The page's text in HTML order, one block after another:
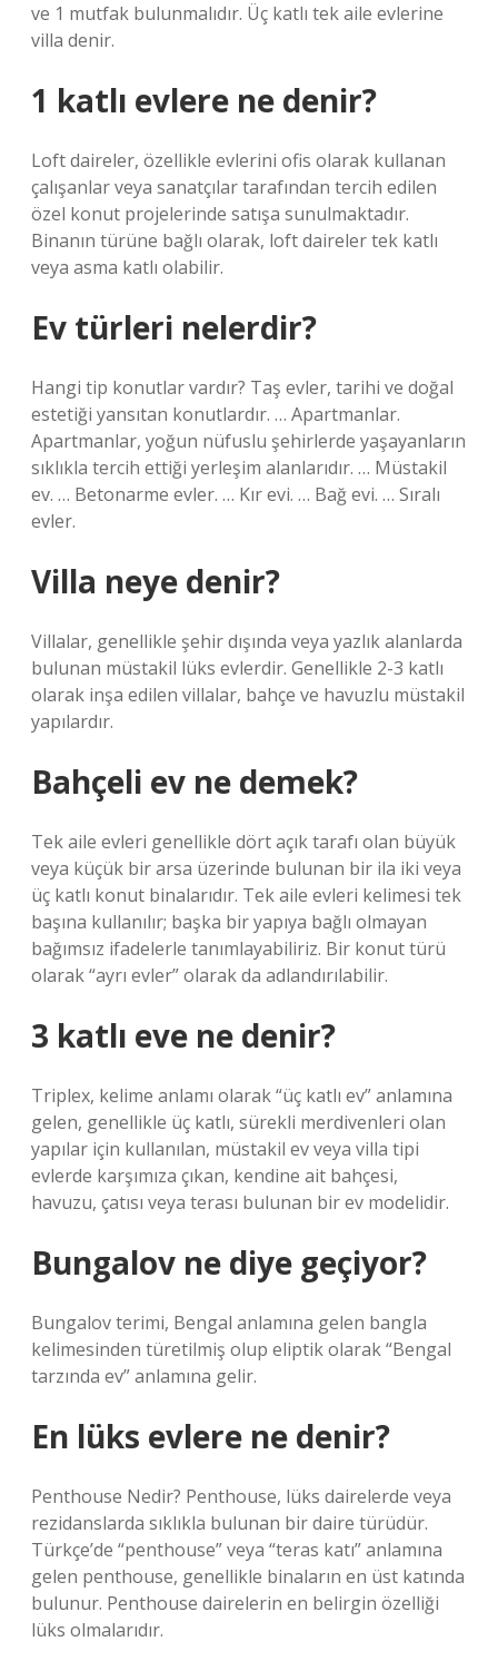
ve 1 mutfak bulunmalıdır. Üç katlı tek aile evlerine
villa denir.
1 katlı evlere ne denir?
Loft daireler, özellikle evlerini ofis olarak kullanan
çalışanlar veya sanatçılar tarafından tercih edilen
özel konut projelerinde satışa sunulmaktadır.
Binanın türüne bağlı olarak, loft daireler tek katlı
veya asma katlı olabilir.
Ev türleri nelerdir?
Hangi tip konutlar vardır? Taş evler, tarihi ve doğal
estetiği yansıtan konutlardır. … Apartmanlar.
Apartmanlar, yoğun nüfuslu şehirlerde yaşayanların
sıklıkla tercih ettiği yerleşim alanlarıdır. … Müstakil
ev. … Betonarme evler. … Kır evi. … Bağ evi. … Sıralı
evler.
Villa neye denir?
Villalar, genellikle şehir dışında veya yazlık alanlarda
bulunan müstakil lüks evlerdir. Genellikle 2-3 katlı
olarak inşa edilen villalar, bahçe ve havuzlu müstakil
yapılardır.
Bahçeli ev ne demek?
Tek aile evleri genellikle dört açık tarafı olan büyük
veya küçük bir arsa üzerinde bulunan bir ila iki veya
üç katlı konut binalarıdır. Tek aile evleri kelimesi tek
başına kullanılır; başka bir yapıya bağlı olmayan
bağımsız ifadelerle tanımlayabiliriz. Bir konut türü
olarak “ayrı evler” olarak da adlandırılabilir.
3 katlı eve ne denir?
Triplex, kelime anlamı olarak “üç katlı ev” anlamına
gelen, genellikle üç katlı, sürekli merdivenleri olan
yapılar için kullanılan, müstakil ev veya villa tipi
evlerde karşımıza çıkan, kendine ait bahçesi,
havuzu, çatısı veya terası bulunan bir ev modelidir.
Bungalov ne diye geçiyor?
Bungalov terimi, Bengal anlamına gelen bangla
kelimesinden türetilmiş olup eliptik olarak “Bengal
tarzında ev” anlamına gelir.
En lüks evlere ne denir?
Penthouse Nedir? Penthouse, lüks dairelerde veya
rezidanslarda sıklıkla bulunan bir daire türüdür.
Türkçe’de “penthouse” veya “teras katı” anlamına
gelen penthouse, genellikle binaların en üst katında
bulunur. Penthouse dairelerin en belirgin özelliği
lüks olmalarıdır.